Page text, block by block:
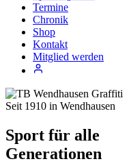
Termine
Chronik
Shop
Kontakt
Mitglied werden
Seit 1910 in Wendhausen
Sport für alle
Generationen